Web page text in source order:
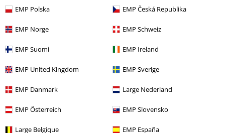
EMP Polska EMP Česká Republika
EMP Norge EMP Schweiz
EMP Suomi EMP Ireland
EMP United Kingdom EMP Sverige
EMP Danmark Large Nederland
EMP Österreich EMP Slovensko
Large Belgique EMP España
Uprząż